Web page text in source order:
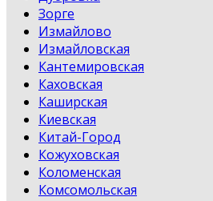
Зорге
Измайлово
Измайловская
Кантемировская
Каховская
Каширская
Киевская
Китай-Город
Кожуховская
Коломенская
Комсомольская